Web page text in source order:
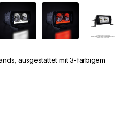
ausgestattet mit 3-farbigem